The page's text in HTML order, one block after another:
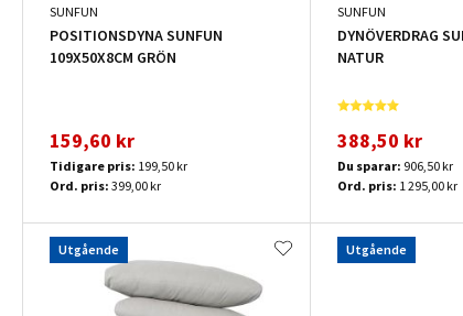
SUNFUN
POSITIONSDYNA SUNFUN
109X50X8CM GRÖN
159,60 kr
Tidigare pris: 199,50 kr
Ord. pris: 399,00 kr
SUNFUN
DYNÖVERDRAG
NATUR
388,50 kr
Du sparar: 906,50 kr
Ord. pris: 1 295,00 kr
Utgående Utgående